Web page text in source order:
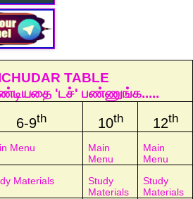
TABLE
'டச்' பண்ணுங்க.....
6-9th 10th 12th
Menu
Main
Menu
Main
Menu
Materials
Study
Materials
Study
Materials